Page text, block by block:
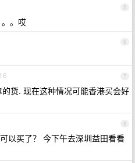
5
。哎
6
7
货. 现在这种情况可能香港买会好
8
以买了？ 今下午去深圳益田看看